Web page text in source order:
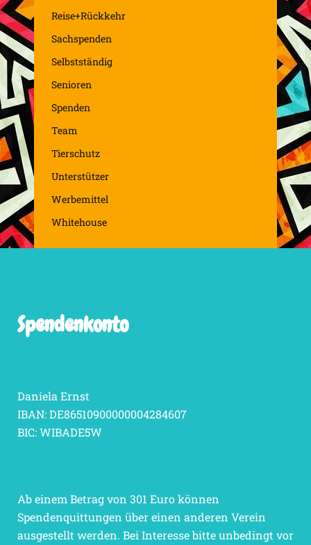
Reise+Rückkehr
Sachspenden
Selbstständig
Senioren
Spenden
Team
Tierschutz
Unterstützer
Werbemittel
Whitehouse
Spendenkonto
Daniela Ernst
IBAN: DE86510900000004284607
BIC: WIBADE5W
Ab einem Betrag von 301 Euro können
Spendenquittungen über einen anderen Verein
ausgestellt werden. Bei Interesse bitte unbedingt vor